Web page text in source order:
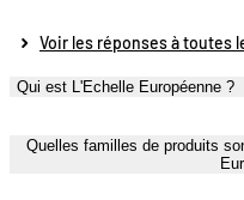
Voir les réponses à toutes
Qui est L'Echelle Européenne ?
Quelles familles de produits